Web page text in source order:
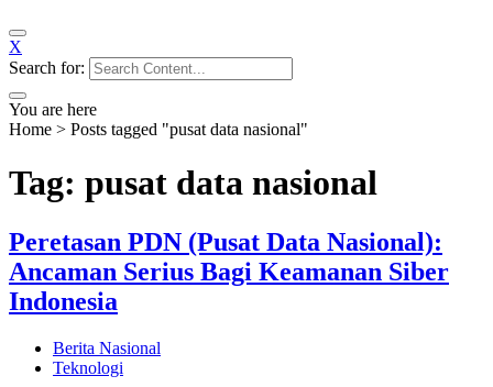
X
Search for:
You are here
Home > Posts tagged "pusat data nasional"
Tag: pusat data nasional
Peretasan PDN (Pusat Data Nasional):
Ancaman Serius Bagi Keamanan Siber
Indonesia
Berita Nasional
Teknologi